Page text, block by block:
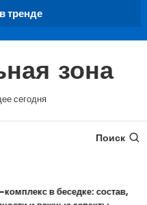
тренде
зона
сегодня
Поиск
в беседке: состав,